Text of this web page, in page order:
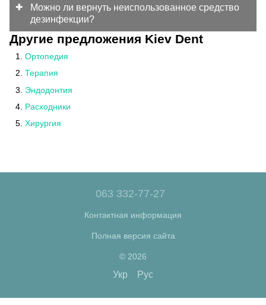
Можно ли вернуть неиспользованное средство
дезинфекции?
Другие предложения Kiev Dent
Ортопедия
Терапия
Эндодонтия
Расходники
Хирургия
063 332-77-27
Контактная информация
Полная версия сайта
© 2026
Укр Рус